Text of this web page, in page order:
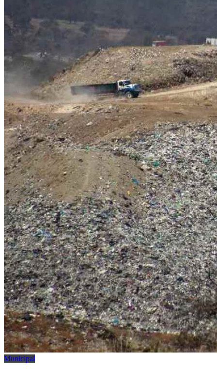
Municipal